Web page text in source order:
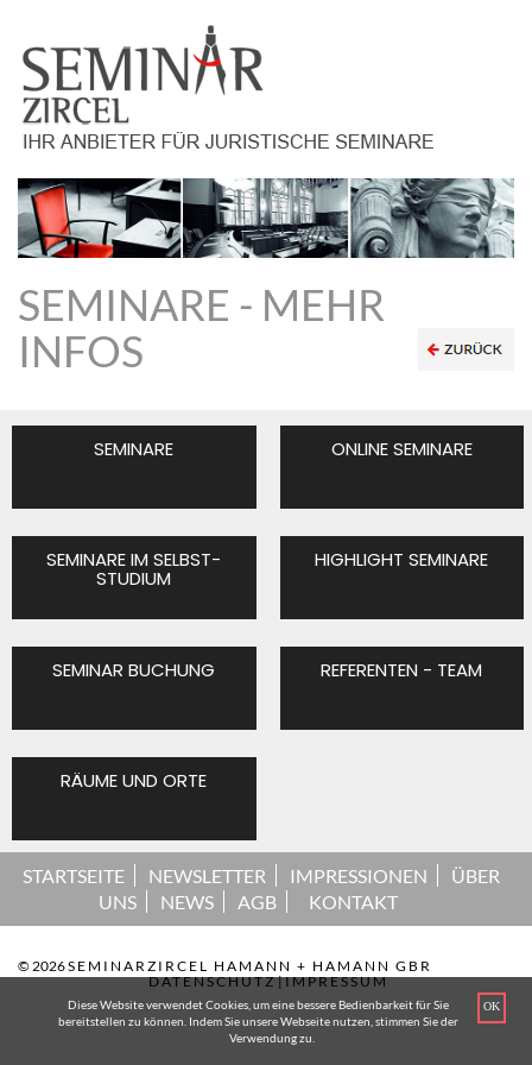
SEMINARE - MEHR
INFOS
SEMINARE ONLINE SEMINARE
SEMINARE IM SELBST-
STUDIUM
HIGHLIGHT SEMINARE
SEMINAR BUCHUNG REFERENTEN - TEAM
RÄUME UND ORTE
STARTSEITE NEWSLETTER IMPRESSIONEN
ÜBER
UNS
NEWS AGB KONTAKT
© 2026SEMINARZIRCEL HAMANN + HAMANN GBR
DATENSCHUTZ|IMPRESSUM
OK
Diese Website verwendet Cookies, um eine bessere Bedienbarkeit für Sie
bereitstellen zu können. Indem Sie unsere Webseite nutzen, stimmen Sie der
Verwendung zu.